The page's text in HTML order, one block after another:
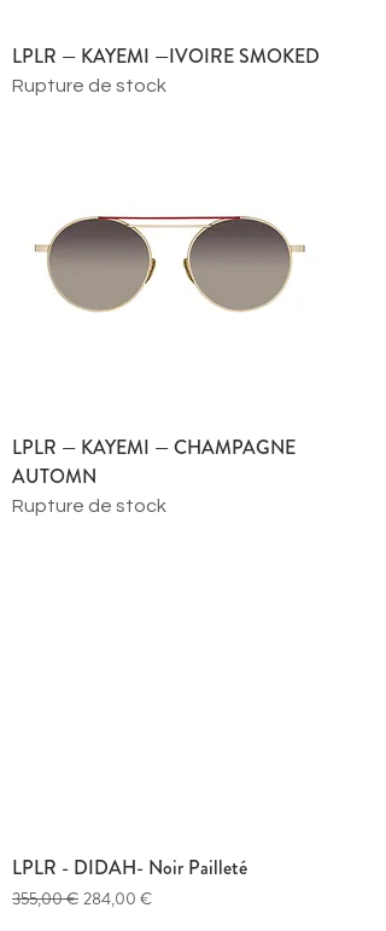
LPLR — KAYEMI —IVOIRE SMOKED
Rupture de stock
LPLR — KAYEMI — CHAMPAGNE
AUTOMN
Rupture de stock
LPLR - DIDAH- Noir Pailleté
Prix original
355,00 € Prix promotionnel
284,00 €